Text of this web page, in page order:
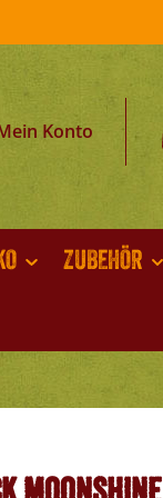
Konto
ZUBEHÖR